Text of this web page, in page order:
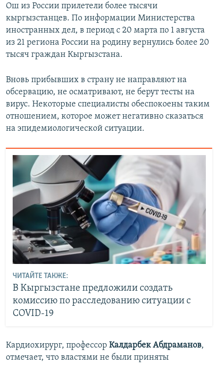
Ош из России прилетели более тысячи
кыргызстанцев. По информации Министерства
иностранных дел, в период с 20 марта по 1 августа
из 21 региона России на родину вернулись более 20
тысяч граждан Кыргызстана.
Вновь прибывших в страну не направляют на
обсервацию, не осматривают, не берут тесты на
вирус. Некоторые специалисты обеспокоены таким
отношением, которое может негативно сказаться
на эпидемиологической ситуации.
ЧИТАЙТЕ ТАКЖЕ:
В Кыргызстане предложили создать
комиссию по расследованию ситуации с
COVID-19
Кардиохирург, профессор Калдарбек Абдраманов,
отмечает, что властями не были приняты